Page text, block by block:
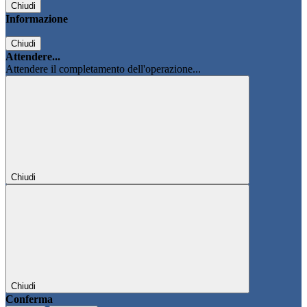
Chiudi
Informazione
Chiudi
Attendere...
Attendere il completamento dell'operazione...
Chiudi
Chiudi
Conferma